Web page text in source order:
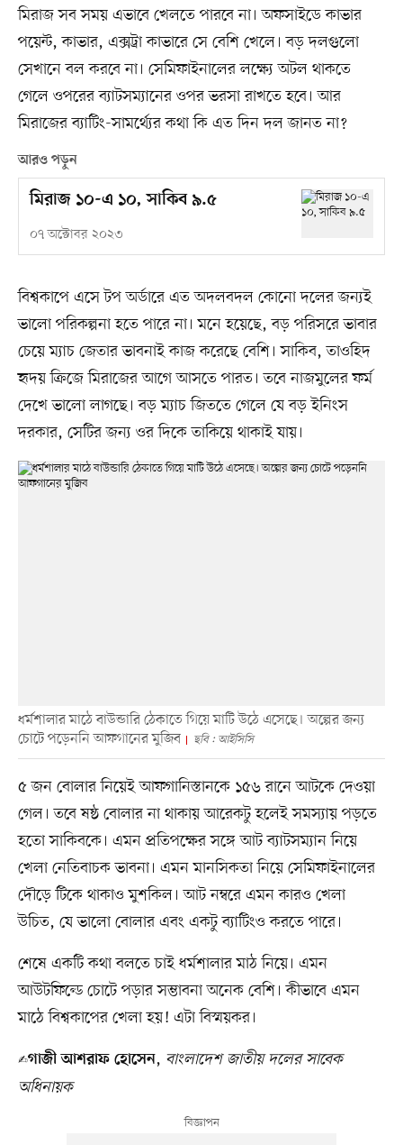
মিরাজ সব সময় এভাবে খেলতে পারবে না। অফসাইডে কাভার
পয়েন্ট, কাভার, এক্সট্রা কাভারে সে বেশি খেলে। বড় দলগুলো
সেখানে বল করবে না। সেমিফাইনালের লক্ষ্যে অটল থাকতে
গেলে ওপরের ব্যাটসম্যানের ওপর ভরসা রাখতে হবে। আর
মিরাজের ব্যাটিং-সামর্থ্যের কথা কি এত দিন দল জানত না?
আরও পড়ুন
মিরাজ ১০-এ ১০, সাকিব ৯.৫
০৭ অক্টোবর ২০২৩
বিশ্বকাপে এসে টপ অর্ডারে এত অদলবদল কোনো দলের জন্যই
ভালো পরিকল্পনা হতে পারে না। মনে হয়েছে, বড় পরিসরে ভাবার
চেয়ে ম্যাচ জেতার ভাবনাই কাজ করেছে বেশি। সাকিব, তাওহিদ
হৃদয় ক্রিজে মিরাজের আগে আসতে পারত। তবে নাজমুলের ফর্ম
দেখে ভালো লাগছে। বড় ম্যাচ জিততে গেলে যে বড় ইনিংস
দরকার, সেটির জন্য ওর দিকে তাকিয়ে থাকাই যায়।
ধর্মশালার মাঠে বাউন্ডারি ঠেকাতে গিয়ে মাটি উঠে এসেছে। অল্পের জন্য
চোটে পড়েননি আফগানের মুজিব
ছবি : আইসিসি
৫ জন বোলার নিয়েই আফগানিস্তানকে ১৫৬ রানে আটকে দেওয়া
গেল। তবে ষষ্ঠ বোলার না থাকায় আরেকটু হলেই সমস্যায় পড়তে
হতো সাকিবকে। এমন প্রতিপক্ষের সঙ্গে আট ব্যাটসম্যান নিয়ে
খেলা নেতিবাচক ভাবনা। এমন মানসিকতা নিয়ে সেমিফাইনালের
দৌড়ে টিকে থাকাও মুশকিল। আট নম্বরে এমন কারও খেলা
উচিত, যে ভালো বোলার এবং একটু ব্যাটিংও করতে পারে।
শেষে একটি কথা বলতে চাই ধর্মশালার মাঠ নিয়ে। এমন
আউটফিল্ডে চোটে পড়ার সম্ভাবনা অনেক বেশি। কীভাবে এমন
মাঠে বিশ্বকাপের খেলা হয়! এটা বিস্ময়কর।
✍️গাজী আশরাফ হোসেন, বাংলাদেশ জাতীয় দলের সাবেক
অধিনায়ক